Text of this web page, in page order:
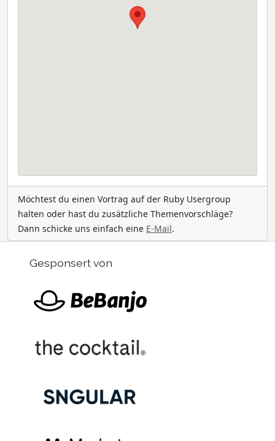
Möchtest du einen Vortrag auf der Ruby Usergroup
halten oder hast du zusätzliche Themenvorschläge?
Dann schicke uns einfach eine E-Mail.
Gesponsert von